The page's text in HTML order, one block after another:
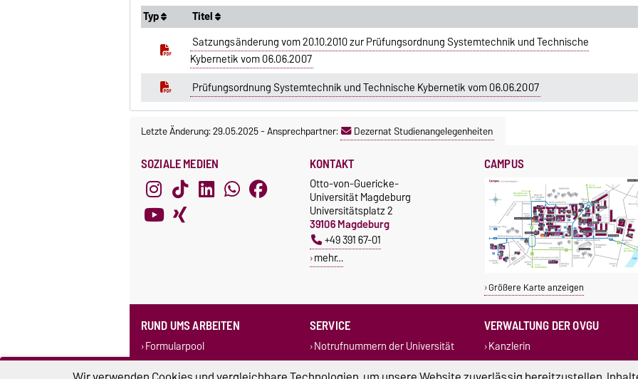
Typ
Titel
Satzungsänderung vom 20.10.2010 zur Prüfungsordnung Systemtechnik und Technische
Kybernetik vom 06.06.2007
Prüfungsordnung Systemtechnik und Technische Kybernetik vom 06.06.2007
Letzte Änderung: 29.05.2025-Ansprechpartner: Dezernat Studienangelegenheiten
SOZIALE MEDIEN KONTAKT
Otto-von-Guericke-
Universität Magdeburg
Universitätsplatz 2
39106 Magdeburg
+49 391 67-01
mehr…
CAMPUS
Größere Karte anzeigen
RUND UMS ARBEITEN
Formularpool
Personensuche
SERVICE
Notrufnummern der Universität
Fundbüro
+49 391 67-54444
VERWALTUNG DER OVGU
Kanzlerin
Rechtsstelle